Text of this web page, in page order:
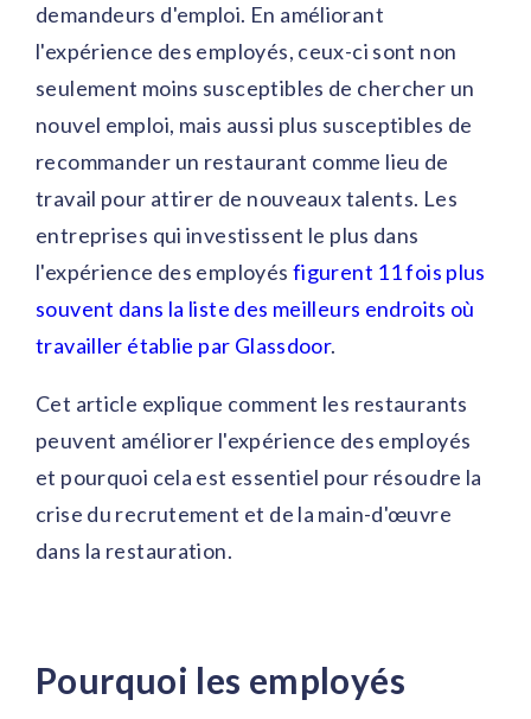
demandeurs d'emploi. En améliorant
l'expérience des employés, ceux-ci sont non
seulement moins susceptibles de chercher un
nouvel emploi, mais aussi plus susceptibles de
recommander un restaurant comme lieu de
travail pour attirer de nouveaux talents. Les
entreprises qui investissent le plus dans
l'expérience des employés figurent 11 fois plus
souvent dans la liste des meilleurs endroits où
travailler établie par Glassdoor.
Cet article explique comment les restaurants
peuvent améliorer l'expérience des employés
et pourquoi cela est essentiel pour résoudre la
crise du recrutement et de la main-d'œuvre
dans la restauration.
Pourquoi les employés